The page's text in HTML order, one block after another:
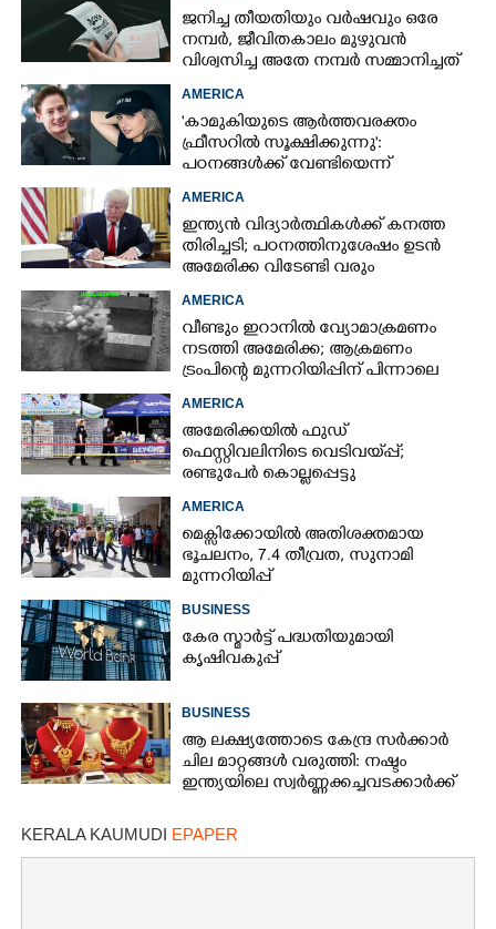
ജനിച്ച തീയതിയും വർഷവും ഒരേ
നമ്പർ, ജീവിതകാലം മുഴുവൻ
വിശ്വസിച്ച അതേ നമ്പർ സമ്മാനിച്ചത്
AMERICA
'കാമുകിയുടെ ആർത്തവരക്തം
ഫ്രീസറിൽ സൂക്ഷിക്കുന്നു':
പഠനങ്ങൾക്ക് വേണ്ടിയെന്ന്
ജോൺസന്റെ പോസ്റ്റ്
AMERICA
ഇന്ത്യൻ വിദ്യാർത്ഥികൾക്ക് കനത്ത
തിരിച്ചടി; പഠനത്തിനുശേഷം ഉടൻ
അമേരിക്ക വിടേണ്ടി വരും
AMERICA
വീണ്ടും ഇറാനിൽ വ്യോമാക്രമണം
നടത്തി അമേരിക്ക; ആക്രമണം
ട്രംപിന്റെ മുന്നറിയിപ്പിന് പിന്നാലെ
AMERICA
അമേരിക്കയിൽ ഫുഡ്
ഫെസ്റ്റിവലിനിടെ വെടിവയ്‌പ്പ്;
രണ്ടുപേർ കൊല്ലപ്പെട്ടു
AMERICA
മെക്സിക്കോയിൽ അതിശക്തമായ
ഭൂചലനം,​ 7.4 തീവ്രത,​ സുനാമി
മുന്നറിയിപ്പ്
BUSINESS
കേര സ്മാർട്ട് പദ്ധതിയുമായി
കൃഷിവകുപ്പ്
BUSINESS
ആ ലക്ഷ്യത്തോടെ കേന്ദ്ര സർക്കാർ
ചില മാറ്റങ്ങൾ വരുത്തി: നഷ്ടം
ഇന്ത്യയിലെ സ്വർണ്ണക്കച്ചവടക്കാർക്ക്
KERALA KAUMUDI EPAPER